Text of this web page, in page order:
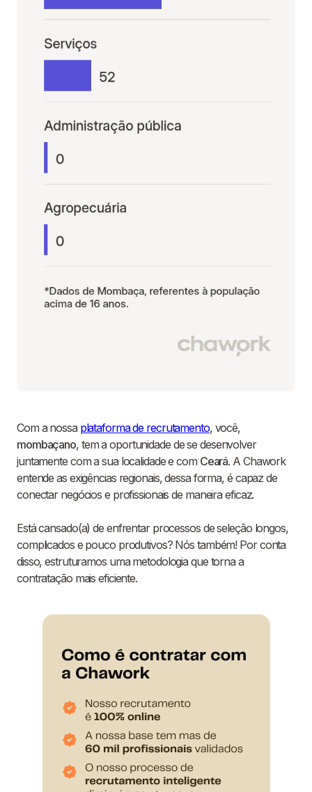
Com a nossa plataforma de recrutamento, você,
mombaçano, tem a oportunidade de se desenvolver
juntamente com a sua localidade e com Ceará. A Chawork
entende as exigências regionais, dessa forma, é capaz de
conectar negócios e profissionais de maneira eficaz.
Está cansado(a) de enfrentar processos de seleção longos,
complicados e pouco produtivos? Nós também! Por conta
disso, estruturamos uma metodologia que torna a
contratação mais eficiente.